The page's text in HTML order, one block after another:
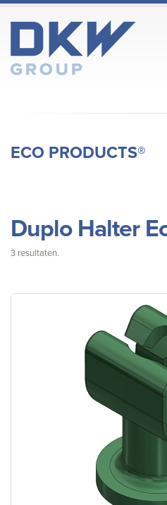
ECO PRODUCTS®
Duplo Halter
3 resultaten.